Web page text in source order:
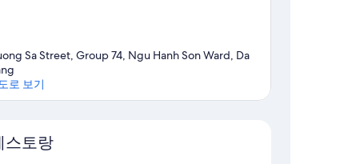
Sa Street, Group 74, Ngu Hanh Son Ward, Da
로 보기
스토랑